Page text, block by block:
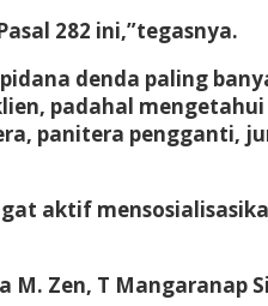
282 ini,”tegasnya.
denda paling
padahal
panitera pengganti,
aktif
Zen, T Mangaranap